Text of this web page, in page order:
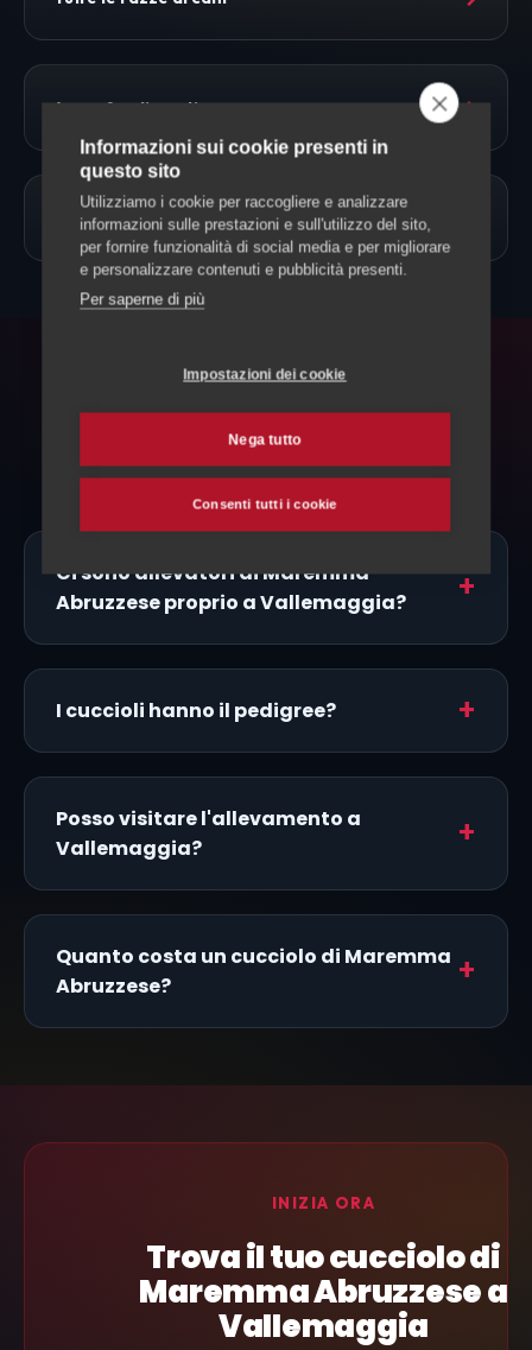
Approfondimenti →
Allevamento Cani
FAQ
Domande frequenti
Ci sono allevatori di Maremma
Abruzzese proprio a Vallemaggia?
I cuccioli hanno il pedigree?
Posso visitare l'allevamento a
Vallemaggia?
Quanto costa un cucciolo di Maremma
Abruzzese?
INIZIA ORA
Trova il tuo cucciolo di
Maremma Abruzzese a
Vallemaggia
Informazioni sui cookie presenti in
questo sito
Utilizziamo i cookie per raccogliere e analizzare
informazioni sulle prestazioni e sull'utilizzo del sito,
per fornire funzionalità di social media e per migliorare
e personalizzare contenuti e pubblicità presenti.
Per saperne di più
Impostazioni dei cookie
Nega tutto
Consenti tutti i cookie